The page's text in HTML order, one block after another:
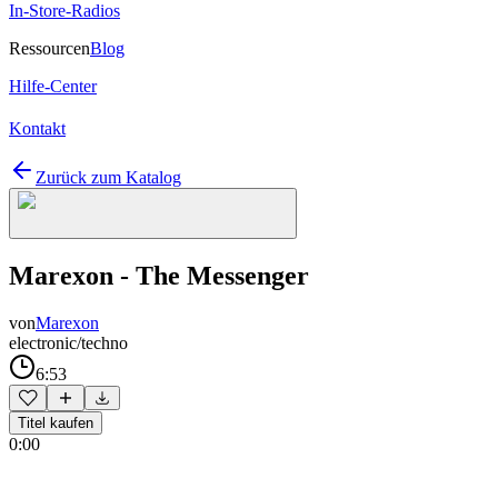
In-Store-Radios
RessourcenBlog
Hilfe-Center
Kontakt
Zurück zum Katalog
Marexon - The Messenger
vonMarexon
electronic/techno
6:53
Titel kaufen
0:00